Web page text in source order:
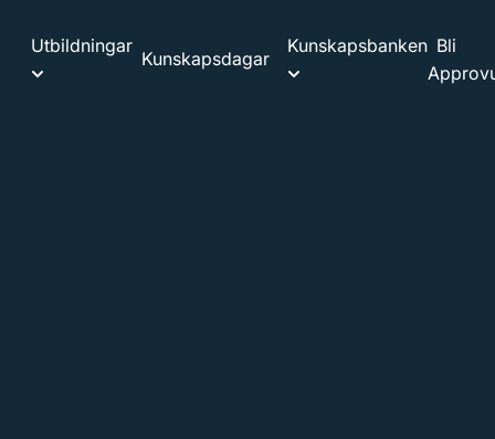
Utbildningar
Kunskapsdagar
Kunskapsbanken Bli